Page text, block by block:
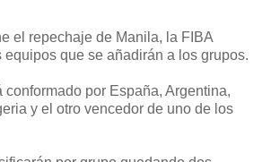
el repechaje de Manila, la FIBA
que se añadirán a los grupos.
conformado por España, Argentina,
y el otro vencedor de uno de los